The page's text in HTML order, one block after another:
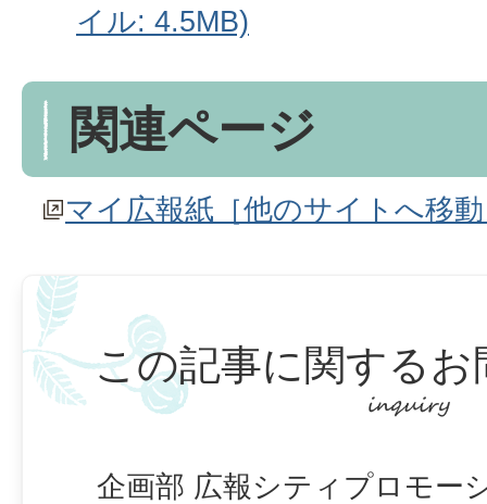
イル: 4.5MB)
関連ページ
マイ広報紙［他のサイトへ移
この記事に関するお
企画部 広報シティプロモー